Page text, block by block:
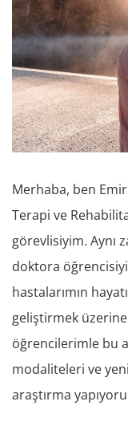
Merhaba, ben
Terapi ve
görevlisiyim. Aynı
doktora
hastalarımın
geliştirmek
öğrencilerimle bu
modaliteleri ve
araştırma